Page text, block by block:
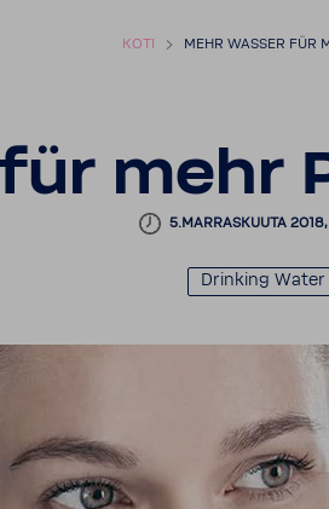
KOTI MEHR WASSER FÜR
mehr
5.MARRASKUUTA
Drinking Water